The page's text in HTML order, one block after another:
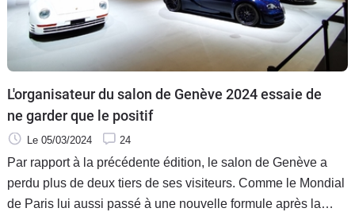
L'organisateur du salon de Genève 2024 essaie de
ne garder que le positif
Le 05/03/2024 24
Par rapport à la précédente édition, le salon de Genève a
perdu plus de deux tiers de ses visiteurs. Comme le Mondial
de Paris lui aussi passé à une nouvelle formule après la